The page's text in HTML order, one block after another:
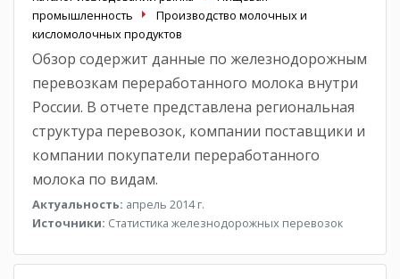
промышленность
Производство молочных и
кисломолочных продуктов
Обзор содержит данные по железнодорожным
перевозкам переработанного молока внутри
России. В отчете представлена региональная
структура перевозок, компании поставщики и
компании покупатели переработанного
молока по видам.
Актуальность: апрель 2014 г.
Источники: Статистика железнодорожных перевозок